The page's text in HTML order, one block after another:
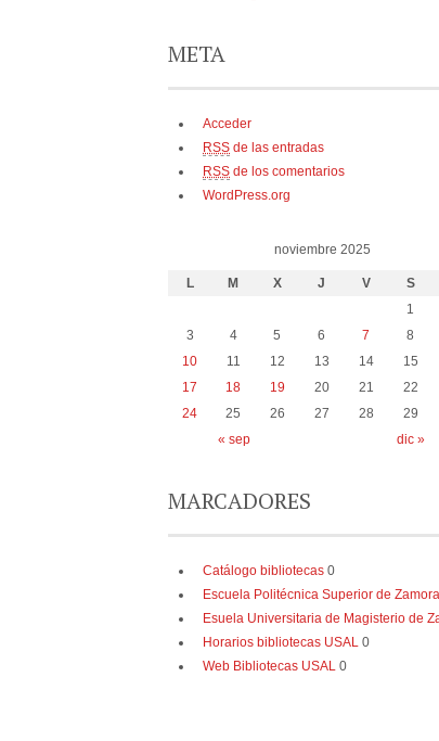
META
Acceder
RSS de las entradas
RSS de los comentarios
WordPress.org
noviembre 2025
L M X J V S
« sep dic »
1
3
4 5 6 7 8
10
11 12 13 14 15
17
18 19 20 21 22
24
25 26 27 28 29
MARCADORES
Catálogo bibliotecas 0
Escuela Politécnica Superior de Zamora
Esuela Universitaria de Magisterio de
Horarios bibliotecas USAL 0
Web Bibliotecas USAL 0